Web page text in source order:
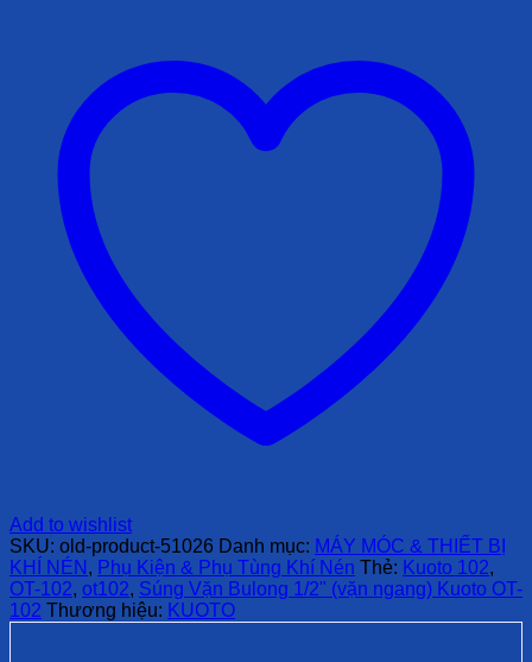
Add to wishlist
SKU: old-product-51026 Danh mục: MÁY MÓC & THIẾT BỊ
KHÍ NÉN , Phụ Kiện & Phụ Tùng Khí Nén Thẻ: Kuoto 102,
OT-102, ot102, Súng Vặn Bulong 1/2" (vặn ngang) Kuoto OT-
102 Thương hiệu: KUOTO